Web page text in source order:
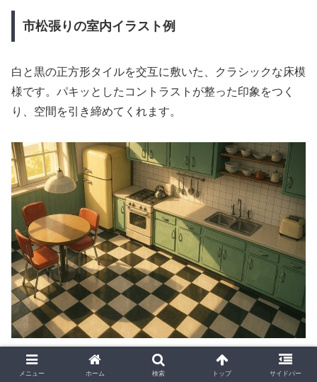
市松張りの室内イラスト例
白と黒の正方形タイルを交互に敷いた、クラシックな床模
様です。パキッとしたコントラストが整った印象をつく
り、空間を引き締めてくれます。
メニュー ホーム 検索 トップ サイドバー